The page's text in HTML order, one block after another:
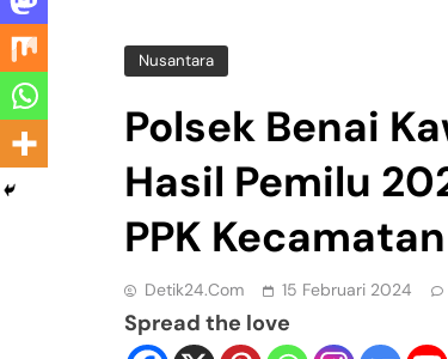
Nusantara
Polsek Benai
Hasil Pemilu
PPK
Detik24.com 15 Februari 2024
Spread the love